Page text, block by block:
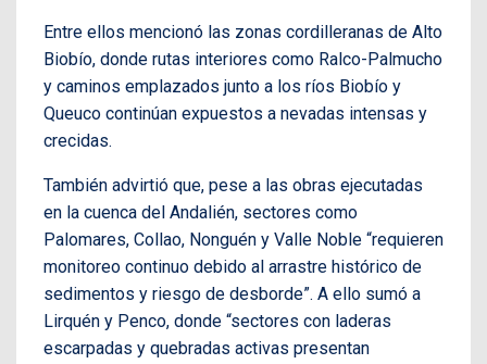
Entre ellos mencionó las zonas cordilleranas de Alto
Biobío, donde rutas interiores como Ralco-Palmucho
y caminos emplazados junto a los ríos Biobío y
Queuco continúan expuestos a nevadas intensas y
crecidas.
También advirtió que, pese a las obras ejecutadas
en la cuenca del Andalién, sectores como
Palomares, Collao, Nonguén y Valle Noble “requieren
monitoreo continuo debido al arrastre histórico de
sedimentos y riesgo de desborde”. A ello sumó a
Lirquén y Penco, donde “sectores con laderas
escarpadas y quebradas activas presentan